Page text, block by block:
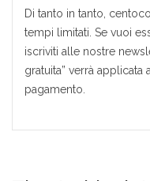
Di tanto in tanto,
tempi limitati. Se vuoi
iscriviti alle nostre
gratuita” verrà applicata
pagamento.